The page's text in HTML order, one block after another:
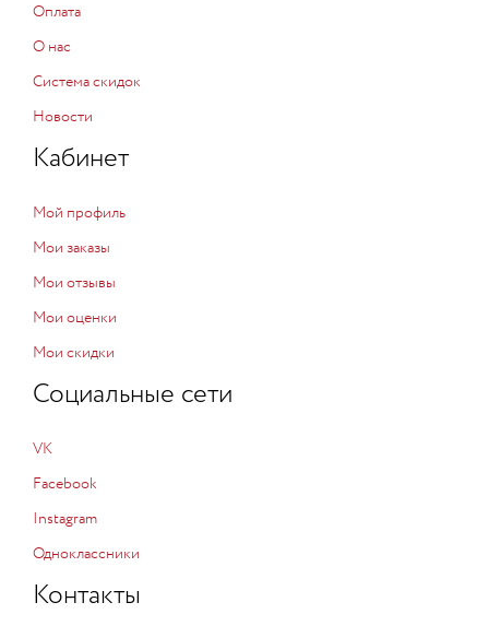
Оплата
О нас
Система скидок
Новости
Кабинет
Мой профиль
Мои заказы
Мои отзывы
Мои оценки
Мои скидки
Социальные сети
VK
Facebook
Instagram
Одноклассники
Контакты